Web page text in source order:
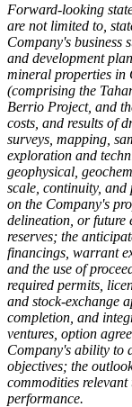
Forward-looking
are not limited to,
Company's business
and development
mineral properties in
(comprising the
Berrio Project, and
costs, and results of
surveys, mapping,
exploration and
geophysical,
scale, continuity, and
on the Company's
delineation, or future
reserves; the
financings, warrant
and the use of
required permits,
and stock-exchange
completion, and
ventures, option
Company's ability to
objectives; the
commodities
performance.